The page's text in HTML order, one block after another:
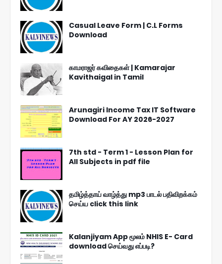
Casual Leave Form | C.L Forms
Download
காமராஜர் கவிதைகள் | Kamarajar
Kavithaigal in Tamil
Arunagiri Income Tax IT Software
Download For AY 2026-2027
7th std - Term 1 - Lesson Plan for
All Subjects in pdf file
தமிழ்த்தாய் வாழ்த்து mp3 பாடல் பதிவிறக்கம்
செய்ய click this link
Kalanjiyam App மூலம் NHIS E- Card
download செய்வது எப்படி?